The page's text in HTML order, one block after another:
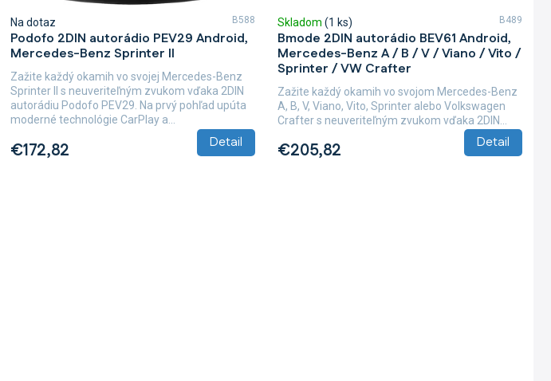
Podofo 2DIN autorádio PEV29 Android,
Mercedes-Benz Sprinter II
Na dotaz
€172,82 Detail
Zažite každý okamih vo svojej Mercedes-Benz
Sprinter II s neuveriteľným zvukom vďaka 2DIN
autorádiu Podofo PEV29. Na prvý pohľad upúta
moderné technológie CarPlay a...
B588
Bmode 2DIN autorádio BEV61 Android,
Mercedes-Benz A / B / V / Viano / Vito /
Sprinter / VW Crafter
Skladom (1 ks)
€205,82 Detail
Zažite každý okamih vo svojom Mercedes-Benz
A, B, V, Viano, Vito, Sprinter alebo Volkswagen
Crafter s neuveriteľným zvukom vďaka 2DIN...
B489